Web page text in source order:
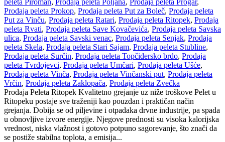
Prodaja peleta Prokop, Prodaja peleta Put za Boleč, Prodaja peleta
Put za Vinču, Prodaja peleta Ratari, Prodaja peleta Ritopek, Prodaja
peleta Rvati, Prodaja peleta Save Kovačevića, Prodaja peleta Savska
ulica, Prodaja peleta Savski venac, Prodaja peleta Senjak, Prodaja
peleta Skela, Prodaja peleta Stari Sajam, Prodaja peleta Stubline,
Prodaja peleta Surčin, Prodaja peleta Topčidersko brdo, Prodaja
peleta Tvrdojevci, Prodaja peleta Umčari, Prodaja peleta Ušće,
Prodaja peleta Vinča, Prodaja peleta Vinčanski put, Prodaja peleta
Vrčin, Prodaja peleta Zaklopača, Prodaja peleta Zvečka
Prodaja Peleta Ritopek Kvalitetno grejanje uz niže troškove Pelet u
Ritopeku postaje sve traženiji kao pouzdan i praktičan način
grejanja. Dobija se od piljevine i otpadaka drvne industrije, pa spada
u obnovljive izvore energije. Njegove prednosti su visoka kalorijska
vrednost, niska vlažnost i gotovo potpuno sagorevanje, što znači da
se postiže stabilna toplota, a emisija...